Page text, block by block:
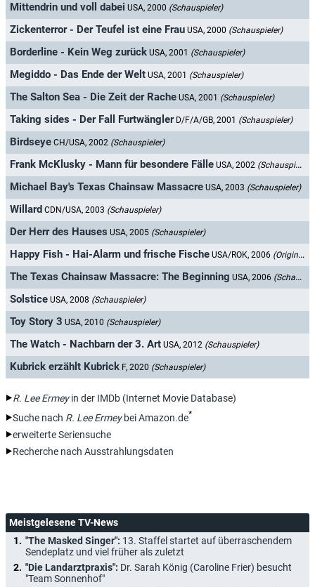
Mittendrin und voll dabei USA, 2000 (Schauspieler)
Zickenterror - Der Teufel ist eine Frau USA, 2000 (Schauspieler)
Borderline - Kein Weg zurück USA, 2001 (Schauspieler)
Megiddo - Das Ende der Welt USA, 2001 (Schauspieler)
The Salton Sea - Die Zeit der Rache USA, 2001 (Schauspieler)
Taking sides - Der Fall Furtwängler D/F/A/GB, 2001 (Schauspieler)
Birdseye CH/USA, 2002 (Schauspieler)
Frank McKlusky - Mann für besondere Fälle USA, 2002 (Schauspieler)
Michael Bay's Texas Chainsaw Massacre USA, 2003 (Schauspieler)
Willard CDN/USA, 2003 (Schauspieler)
Der Herr des Hauses USA, 2005 (Schauspieler)
Happy Fish - Hai-Alarm und frische Fische USA/ROK, 2006 (Originalsprecher)
The Texas Chainsaw Massacre: The Beginning USA, 2006 (Schauspieler)
Solstice USA, 2008 (Schauspieler)
Toy Story 3 USA, 2010 (Schauspieler)
The Watch - Nachbarn der 3. Art USA, 2012 (Schauspieler)
Kubrick erzählt Kubrick F, 2020 (Schauspieler)
R. Lee Ermeyin der IMDb (Internet Movie Database)
Suche nach R. Lee Ermeybei Amazon.de*
erweiterte Seriensuche
Recherche nach Ausstrahlungsdaten
Meistgelesene TV-News
"The Masked Singer": 13. Staffel startet auf überraschendem
Sendeplatz und viel früher als zuletzt
"Die Landarztpraxis": Dr. Sarah König (Caroline Frier) besucht
"Team Sonnenhof"